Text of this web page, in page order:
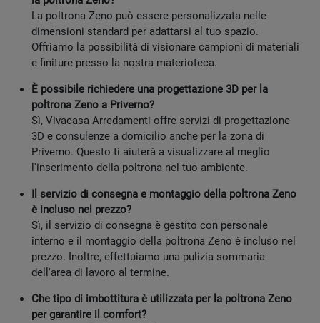
La poltrona Zeno può essere personalizzata nelle
dimensioni standard per adattarsi al tuo spazio.
Offriamo la possibilità di visionare campioni di materiali
e finiture presso la nostra materioteca.
È possibile richiedere una progettazione 3D per la
poltrona Zeno a Priverno?
Sì, Vivacasa Arredamenti offre servizi di progettazione
3D e consulenze a domicilio anche per la zona di
Priverno. Questo ti aiuterà a visualizzare al meglio
l'inserimento della poltrona nel tuo ambiente.
Il servizio di consegna e montaggio della poltrona Zeno
è incluso nel prezzo?
Sì, il servizio di consegna è gestito con personale
interno e il montaggio della poltrona Zeno è incluso nel
prezzo. Inoltre, effettuiamo una pulizia sommaria
dell'area di lavoro al termine.
Che tipo di imbottitura è utilizzata per la poltrona Zeno
per garantire il comfort?